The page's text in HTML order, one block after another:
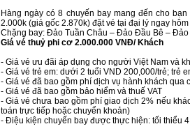
Hàng ngày có 8 chuyến bay mang đến cho
2.000k (giá gốc 2.870k) đặt vé tại đại lý ngay
Chặng bay: Đảo Tuần Châu – Đảo Đầu Bê –
Giá vé thuỷ phi cơ 2.000.000 VNĐ/ Khách
- Giá vé ưu đãi áp dụng cho người Việt Nam và
- Giá vé trẻ em: dưới 2 tuổi VND 200,000/trẻ; trẻ
- Giá vé đã bao gồm phí dịch vụ hành khách qua
- Giá vé đã bao gồm bảo hiểm và thuế VAT
- Giá vé chưa bao gồm phí giao dịch 2% nếu
toán trực tiếp hoặc chuyển khoản)
- Điệu kiện chuyến bay được thực hiện: tối thiểu